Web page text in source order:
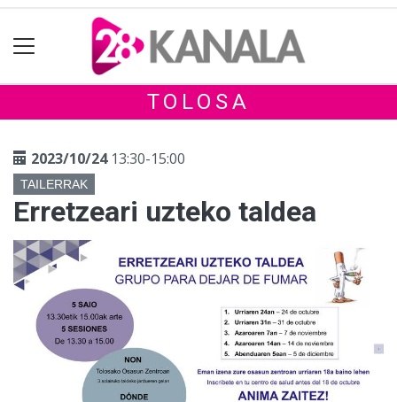
TOLOSA
2023/10/2413:30-15:00
TAILERRAK
Erretzeari uzteko taldea